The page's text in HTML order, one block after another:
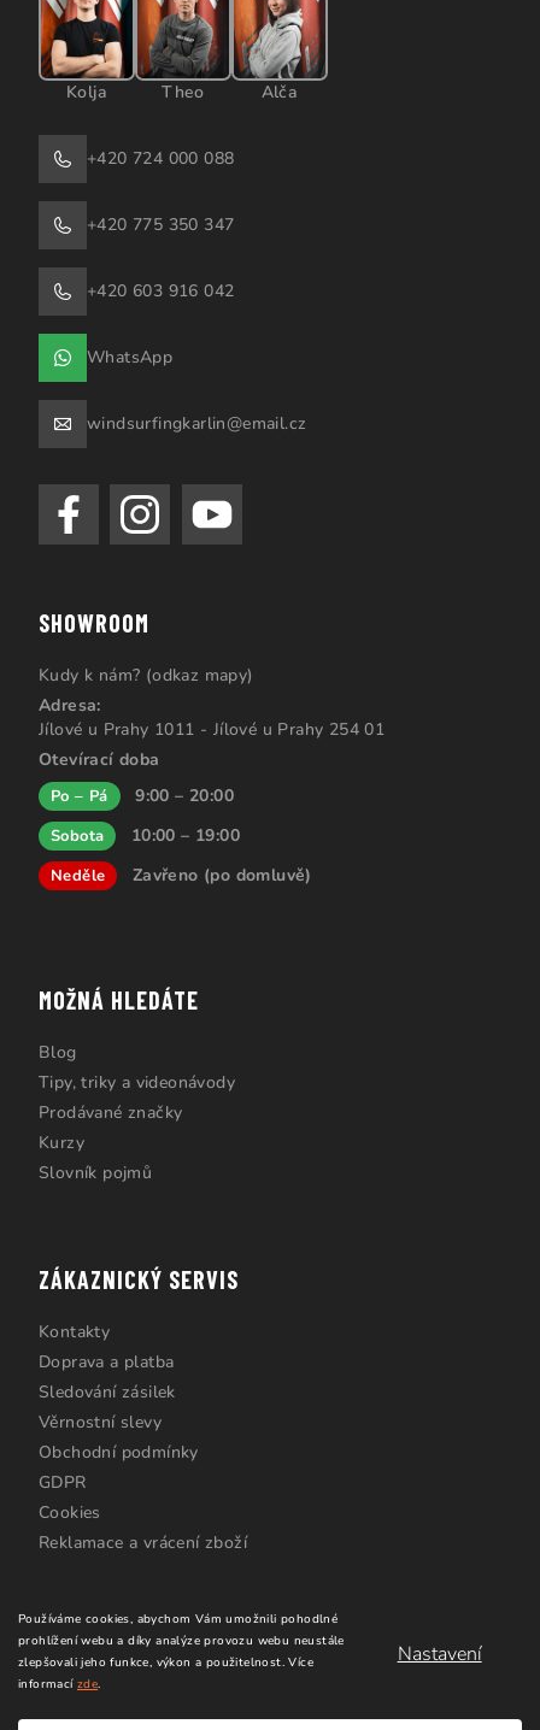
Používáme cookies, abychom Vám umožnili pohodlné
prohlížení webu a díky analýze provozu webu neustále
zlepšovali jeho funkce, výkon a použitelnost.Více
informacízde.
Nastavení
Kolja Theo Alča
+420 724 000 088
+420 775 350 347
+420 603 916 042
WhatsApp
windsurfingkarlin@email.cz
SHOWROOM
Kudy k nám? (odkaz mapy)
Adresa:
Jílové u Prahy 1011 - Jílové u Prahy 254 01
Otevírací doba
Po – Pá 9:00 – 20:00
Sobota 10:00 – 19:00
Neděle Zavřeno (po domluvě)
MOŽNÁ HLEDÁTE
Blog
Tipy, triky a videonávody
Prodávané značky
Kurzy
Slovník pojmů
ZÁKAZNICKÝ SERVIS
Kontakty
Doprava a platba
Sledování zásilek
Věrnostní slevy
Obchodní podmínky
GDPR
Cookies
Reklamace a vrácení zboží
vyhrazena.Upravit nastavení cookies